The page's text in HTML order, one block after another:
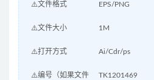
⚠️文件格式 EPS/PNG
⚠️文件大小 1M
⚠️打开方式 Ai/Cdr/ps
⚠️编号（如果文件
TK1201469